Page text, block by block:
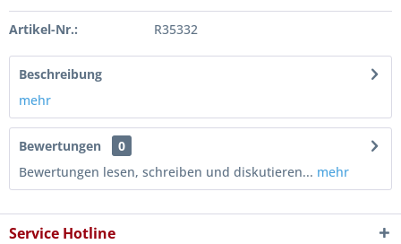
Artikel-Nr.: R35332
Beschreibung
mehr
Bewertungen
0
Bewertungen lesen, schreiben und diskutieren... mehr
Service Hotline